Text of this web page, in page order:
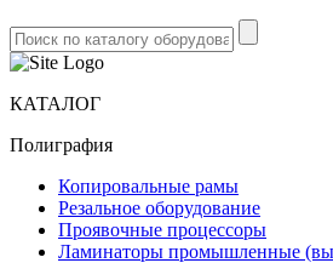
КАТАЛОГ
Полиграфия
Копировальные рамы
Резальное оборудование
Проявочные процессоры
Ламинаторы промышленные